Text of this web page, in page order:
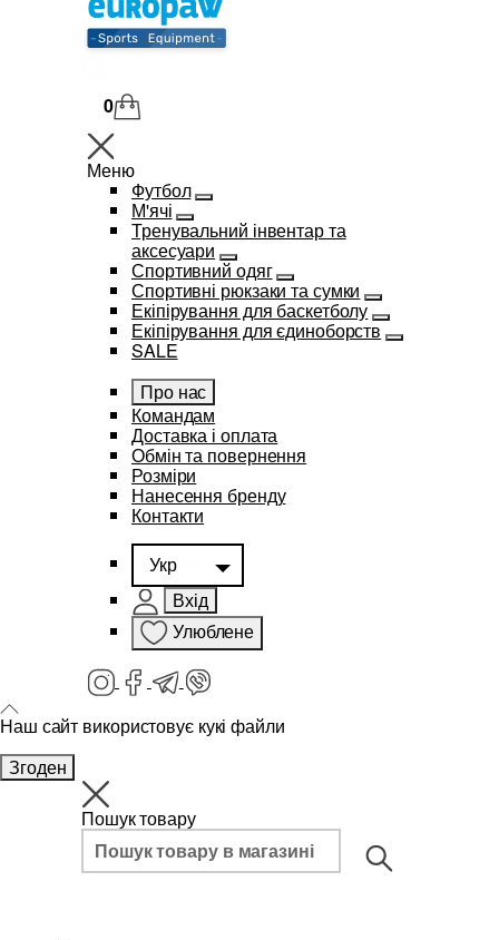
0
Меню
Футбол
М'ячі
Тренувальний інвентар та
аксесуари
Спортивний одяг
Спортивні рюкзаки та сумки
Екіпірування для баскетболу
Екіпірування для єдиноборств
SALE
Про нас
Командам
Доставка і оплата
Обмін та повернення
Розміри
Нанесення бренду
Контакти
Укр
Вхід
Улюблене
Наш сайт використовує кукі файли
Згоден
Пошук товару